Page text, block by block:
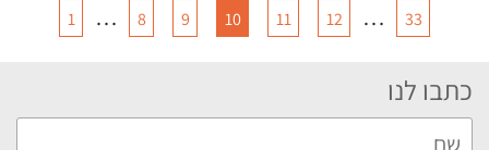
1 … 8 9 10 11 12 … 33
כתבו לנו